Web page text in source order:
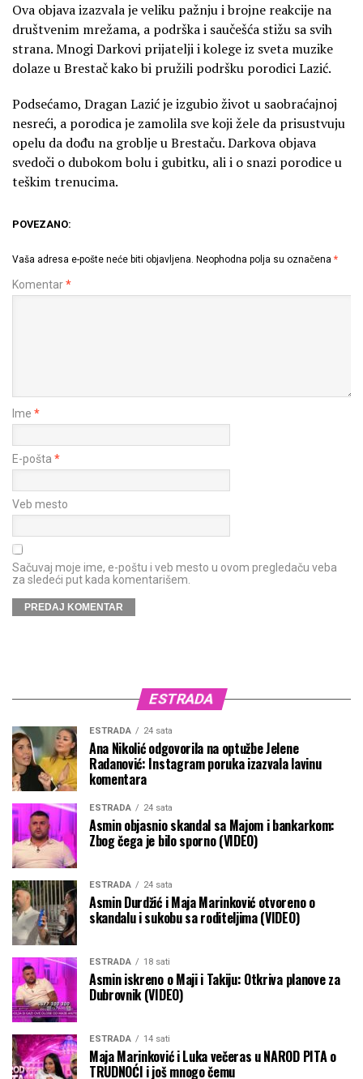
Ova objava izazvala je veliku pažnju i brojne reakcije na
društvenim mrežama, a podrška i saučešća stižu sa svih
strana. Mnogi Darkovi prijatelji i kolege iz sveta muzike
dolaze u Brestač kako bi pružili podršku porodici Lazić.
Podsećamo, Dragan Lazić je izgubio život u saobraćajnoj
nesreći, a porodica je zamolila sve koji žele da prisustvuju
opelu da dođu na groblje u Brestaču. Darkova objava
svedoči o dubokom bolu i gubitku, ali i o snazi porodice u
teškim trenucima.
POVEZANO:
Vaša adresa e-pošte neće biti objavljena. Neophodna polja su označena *
Komentar*
Ime *
E-pošta *
Veb mesto
Sačuvaj moje ime, e-poštu i veb mesto u ovom pregledaču veba
za sledeći put kada komentarišem.
ESTRADA
ESTRADA 24 sata
Ana Nikolić odgovorila na optužbe Jelene
Radanović: Instagram poruka izazvala lavinu
komentara
ESTRADA 24 sata
Asmin objasnio skandal sa Majom i bankarkom:
Zbog čega je bilo sporno (VIDEO)
ESTRADA 24 sata
Asmin Durdžić i Maja Marinković otvoreno o
skandalu i sukobu sa roditeljima (VIDEO)
ESTRADA 18 sati
Asmin iskreno o Maji i Takiju: Otkriva planove za
Dubrovnik (VIDEO)
ESTRADA 14 sati
Maja Marinković i Luka večeras u NAROD PITA o
TRUDNOĆI i još mnogo čemu